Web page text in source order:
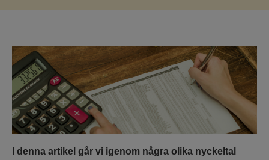
I denna artikel går vi igenom några olika nyckeltal